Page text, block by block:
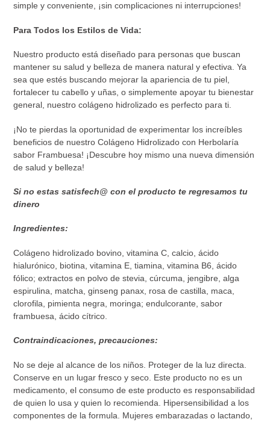
simple y conveniente, ¡sin complicaciones ni interrupciones!
Para Todos los Estilos de Vida:
Nuestro producto está diseñado para personas que buscan
mantener su salud y belleza de manera natural y efectiva. Ya
sea que estés buscando mejorar la apariencia de tu piel,
fortalecer tu cabello y uñas, o simplemente apoyar tu bienestar
general, nuestro colágeno hidrolizado es perfecto para ti.
¡No te pierdas la oportunidad de experimentar los increíbles
beneficios de nuestro Colágeno Hidrolizado con Herbolaría
sabor Frambuesa! ¡Descubre hoy mismo una nueva dimensión
de salud y belleza!
Si no estas satisfech@ con el producto te regresamos tu
dinero
Ingredientes:
Colágeno hidrolizado bovino, vitamina C, calcio, ácido
hialurónico, biotina, vitamina E, tiamina, vitamina B6, ácido
fólico; extractos en polvo de stevia, cúrcuma, jengibre, alga
espirulina, matcha, ginseng panax, rosa de castilla, maca,
clorofila, pimienta negra, moringa; endulcorante, sabor
frambuesa, ácido cítrico.
Contraindicaciones, precauciones:
No se deje al alcance de los niños. Proteger de la luz directa.
Conserve en un lugar fresco y seco. Este producto no es un
medicamento, el consumo de este producto es responsabilidad
de quien lo usa y quien lo recomienda. Hipersensibilidad a los
componentes de la formula. Mujeres embarazadas o lactando,